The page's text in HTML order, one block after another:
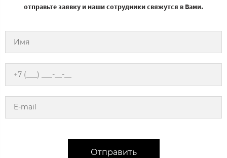
отправьте заявку и наши сотрудники свяжутся в Вами.
Отправить